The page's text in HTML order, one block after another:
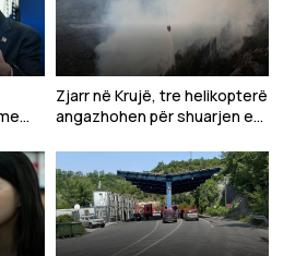
Zjarr në Krujë, tre helikopterë
angazhohen për shuarjen e
zjarrvënie të qëllimshme